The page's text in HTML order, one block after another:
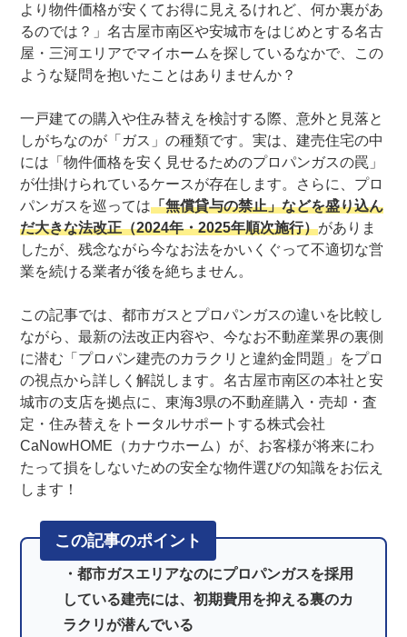
より物件価格が安くてお得に見えるけれど、何か裏があ
るのでは？」名古屋市南区や安城市をはじめとする名古
屋・三河エリアでマイホームを探しているなかで、この
ような疑問を抱いたことはありませんか？
一戸建ての購入や住み替えを検討する際、意外と見落と
しがちなのが「ガス」の種類です。実は、建売住宅の中
には「物件価格を安く見せるためのプロパンガスの罠」
が仕掛けられているケースが存在します。さらに、プロ
パンガスを巡っては「無償貸与の禁止」などを盛り込ん
だ大きな法改正（2024年・2025年順次施行）がありま
したが、残念ながら今なお法をかいくぐって不適切な営
業を続ける業者が後を絶ちません。
この記事では、都市ガスとプロパンガスの違いを比較し
ながら、最新の法改正内容や、今なお不動産業界の裏側
に潜む「プロパン建売のカラクリと違約金問題」をプロ
の視点から詳しく解説します。名古屋市南区の本社と安
城市の支店を拠点に、東海3県の不動産購入・売却・査
定・住み替えをトータルサポートする株式会社
CaNowHOME（カナウホーム）が、お客様が将来にわ
たって損をしないための安全な物件選びの知識をお伝え
します！
この記事のポイント
都市ガスエリアなのにプロパンガスを採用
している建売には、初期費用を抑える裏のカ
ラクリが潜んでいる